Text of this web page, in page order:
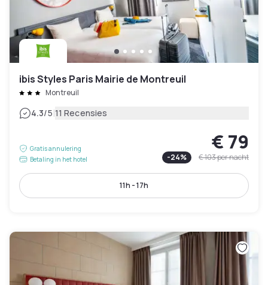
ibis Styles Paris Mairie de Montreuil
Montreuil
4.3/5|11 Recensies
Gratis annulering
Betaling in het hotel
€ 79
-24% € 103per nacht
11h - 17h